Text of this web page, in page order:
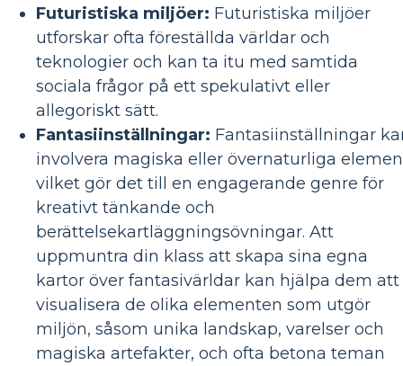
Futuristiska miljöer: Futuristiska miljöer
utforskar ofta föreställda världar och
teknologier och kan ta itu med samtida
sociala frågor på ett spekulativt eller
allegoriskt sätt.
Fantasiinställningar: Fantasiinställningar
involvera magiska eller övernaturliga
vilket gör det till en engagerande genre för
kreativt tänkande och
berättelsekartläggningsövningar. Att
uppmuntra din klass att skapa sina egna
kartor över fantasivärldar kan hjälpa dem att
visualisera de olika elementen som utgör
miljön, såsom unika landskap, varelser och
magiska artefakter, och ofta betona teman